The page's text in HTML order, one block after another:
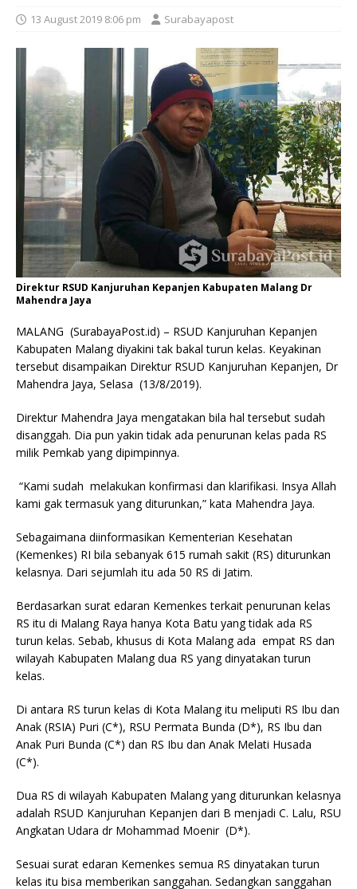
13 August 2019 8:06 pm Surabayapost
Direktur RSUD Kanjuruhan Kepanjen Kabupaten Malang Dr
Mahendra Jaya
MALANG (SurabayaPost.id) – RSUD Kanjuruhan Kepanjen
Kabupaten Malang diyakini tak bakal turun kelas. Keyakinan
tersebut disampaikan Direktur RSUD Kanjuruhan Kepanjen, Dr
Mahendra Jaya, Selasa (13/8/2019).
Direktur Mahendra Jaya mengatakan bila hal tersebut sudah
disanggah. Dia pun yakin tidak ada penurunan kelas pada RS
milik Pemkab yang dipimpinnya.
“Kami sudah melakukan konfirmasi dan klarifikasi. Insya Allah
kami gak termasuk yang diturunkan,” kata Mahendra Jaya.
Sebagaimana diinformasikan Kementerian Kesehatan
(Kemenkes) RI bila sebanyak 615 rumah sakit (RS) diturunkan
kelasnya. Dari sejumlah itu ada 50 RS di Jatim.
Berdasarkan surat edaran Kemenkes terkait penurunan kelas
RS itu di Malang Raya hanya Kota Batu yang tidak ada RS
turun kelas. Sebab, khusus di Kota Malang ada empat RS dan
wilayah Kabupaten Malang dua RS yang dinyatakan turun
kelas.
Di antara RS turun kelas di Kota Malang itu meliputi RS Ibu dan
Anak (RSIA) Puri (C*), RSU Permata Bunda (D*), RS Ibu dan
Anak Puri Bunda (C*) dan RS Ibu dan Anak Melati Husada
(C*).
Dua RS di wilayah Kabupaten Malang yang diturunkan kelasnya
adalah RSUD Kanjuruhan Kepanjen dari B menjadi C. Lalu, RSU
Angkatan Udara dr Mohammad Moenir (D*).
Sesuai surat edaran Kemenkes semua RS dinyatakan turun
kelas itu bisa memberikan sanggahan. Sedangkan sanggahan